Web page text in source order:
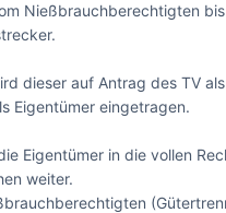
Nießbrauchberechtigten
dieser auf Antrag des TV
Eigentümer eingetragen.
Eigentümer in die vollen
weiter.